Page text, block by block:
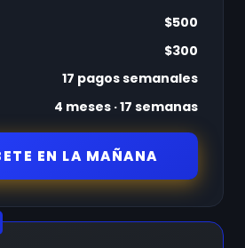
$500
$300
17 pagos semanales
4 meses · 17 semanas
EN LA MAÑANA